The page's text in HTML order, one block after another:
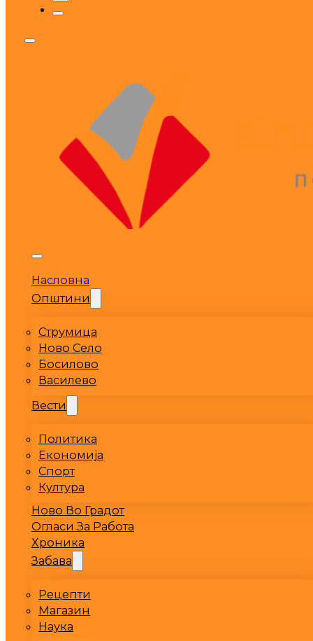
Насловна
Општини
Струмица
Ново Село
Босилово
Василево
Вести
Политика
Економија
Спорт
Култура
Ново Во Градот
Огласи За Работа
Хроника
Забава
Рецепти
Магазин
Наука